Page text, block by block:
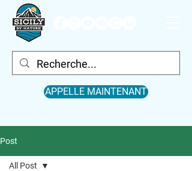
APPELLE MAINTENANT
Post
All Post